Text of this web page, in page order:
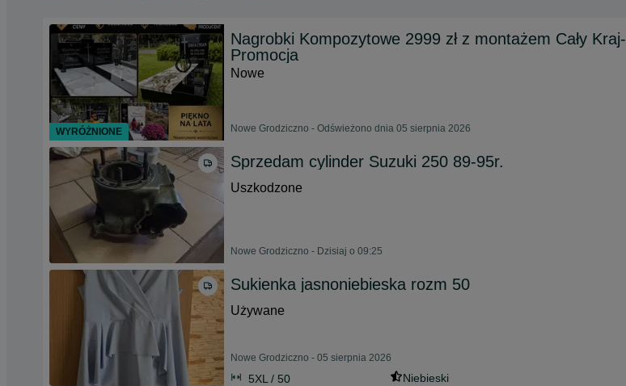
Nagrobki Kompozytowe 2999 zł z montażem Cały Kraj-
Promocja
Nowe
Nowe Grodziczno - Odświeżono dnia 05 sierpnia 2026
Sprzedam cylinder Suzuki 250 89-95r.
Uszkodzone
Nowe Grodziczno - Dzisiaj o 09:25
Sukienka jasnoniebieska rozm 50
Używane
Nowe Grodziczno - 05 sierpnia 2026
5XL / 50 Niebieski
WYRÓŻNIONE